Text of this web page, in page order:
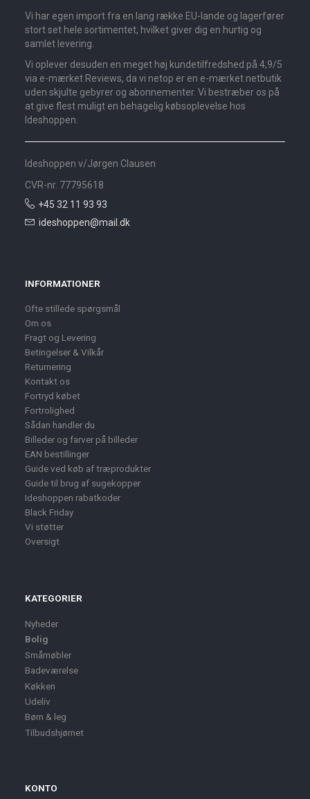
Vi har egen import fra en lang række EU-lande og lagerfører
stort set hele sortimentet, hvilket giver dig en hurtig og
samlet levering.
Vi oplever desuden en meget høj kundetilfredshed på 4,9/5
via e-mærket Reviews, da vi netop er en e-mærket netbutik
uden skjulte gebyrer og abonnementer. Vi bestræber os på
at give flest muligt en behagelig købsoplevelse hos
Ideshoppen.
Ideshoppen v/Jørgen Clausen
CVR-nr. 77795618
+45 32 11 93 93
ideshoppen@mail.dk
INFORMATIONER
Ofte stillede spørgsmål
Om os
Fragt og Levering
Betingelser & Vilkår
Returnering
Kontakt os
Fortryd købet
Fortrolighed
Sådan handler du
Billeder og farver på billeder
EAN bestillinger
Guide ved køb af træprodukter
Guide til brug af sugekopper
Ideshoppen rabatkoder
Black Friday
Vi støtter
Oversigt
KATEGORIER
Nyheder
Bolig
Småmøbler
Badeværelse
Køkken
Udeliv
Børn & leg
Tilbudshjørnet
KONTO